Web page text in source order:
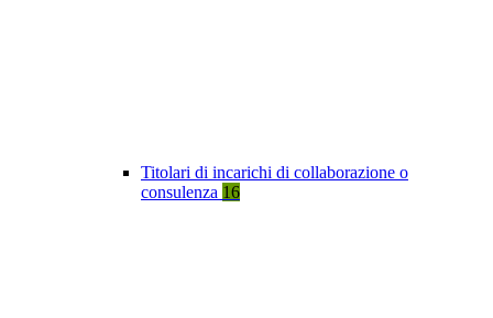
Titolari di incarichi di collaborazione o
consulenza 16